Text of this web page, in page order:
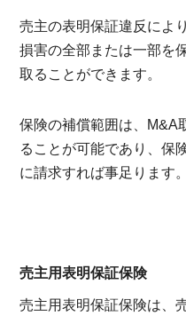
売主の表明保証違反によ
損害の全部または一部を
取ることができます。
保険の補償範囲は、M&A
ることが可能であり、保
に請求すれば事足ります。
売主用表明保証保険
売主用表明保証保険は、